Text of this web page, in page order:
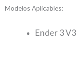
Modelos Aplicables:
Ender 3 V3